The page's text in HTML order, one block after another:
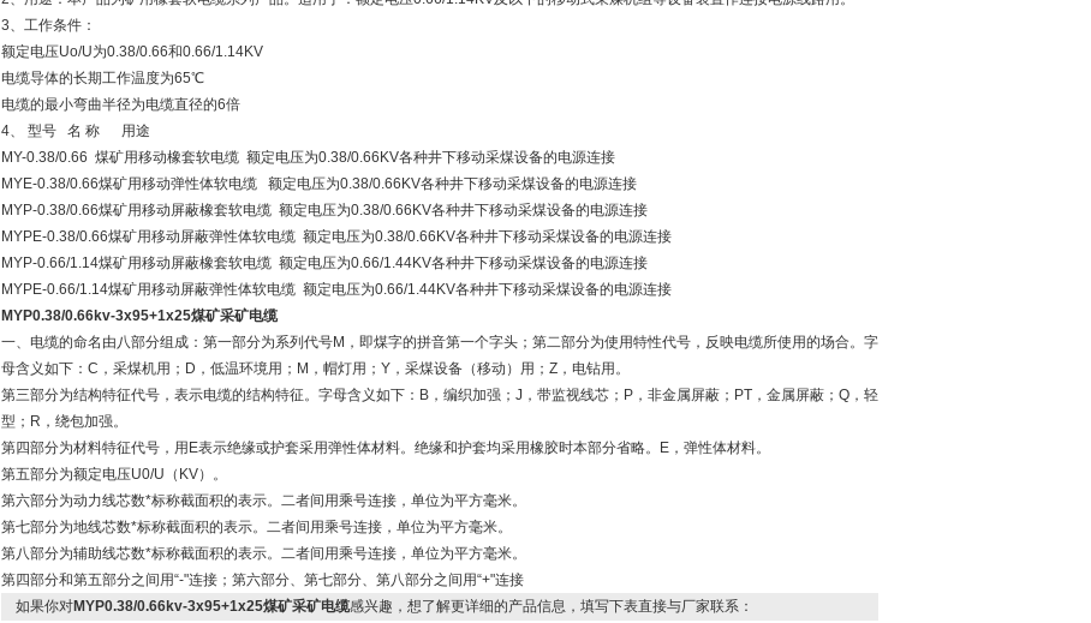
3、工作条件：
额定电压Uo/U为0.38/0.66和0.66/1.14KV
电缆导体的长期工作温度为65℃
电缆的最小弯曲半径为电缆直径的6倍
4、 型号 名 称 用途
MY-0.38/0.66 煤矿用移动橡套软电缆 额定电压为0.38/0.66KV各种井下移动采煤设备的电源连接
MYE-0.38/0.66煤矿用移动弹性体软电缆 额定电压为0.38/0.66KV各种井下移动采煤设备的电源连接
MYP-0.38/0.66煤矿用移动屏蔽橡套软电缆 额定电压为0.38/0.66KV各种井下移动采煤设备的电源连接
MYPE-0.38/0.66煤矿用移动屏蔽弹性体软电缆 额定电压为0.38/0.66KV各种井下移动采煤设备的电源连接
MYP-0.66/1.14煤矿用移动屏蔽橡套软电缆 额定电压为0.66/1.44KV各种井下移动采煤设备的电源连接
MYPE-0.66/1.14煤矿用移动屏蔽弹性体软电缆 额定电压为0.66/1.44KV各种井下移动采煤设备的电源连接
MYP0.38/0.66kv-3x95+1x25煤矿采矿电缆
一、电缆的命名由八部分组成：第一部分为系列代号M，即煤字的拼音第一个字头；第二部分为使用特性代号，反映电缆所使用的场合。字
母含义如下：C，采煤机用；D，低温环境用；M，帽灯用；Y，采煤设备（移动）用；Z，电钻用。
第三部分为结构特征代号，表示电缆的结构特征。字母含义如下：B，编织加强；J，带监视线芯；P，非金属屏蔽；PT，金属屏蔽；Q，轻
型；R，绕包加强。
第四部分为材料特征代号，用E表示绝缘或护套采用弹性体材料。绝缘和护套均采用橡胶时本部分省略。E，弹性体材料。
第五部分为额定电压U0/U（KV）。
第六部分为动力线芯数*标称截面积的表示。二者间用乘号连接，单位为平方毫米。
第七部分为地线芯数*标称截面积的表示。二者间用乘号连接，单位为平方毫米。
第八部分为辅助线芯数*标称截面积的表示。二者间用乘号连接，单位为平方毫米。
第四部分和第五部分之间用“-"连接；第六部分、第七部分、第八部分之间用“+"连接
如果你对MYP0.38/0.66kv-3x95+1x25煤矿采矿电缆感兴趣，想了解更详细的产品信息，填写下表直接与厂家联系：